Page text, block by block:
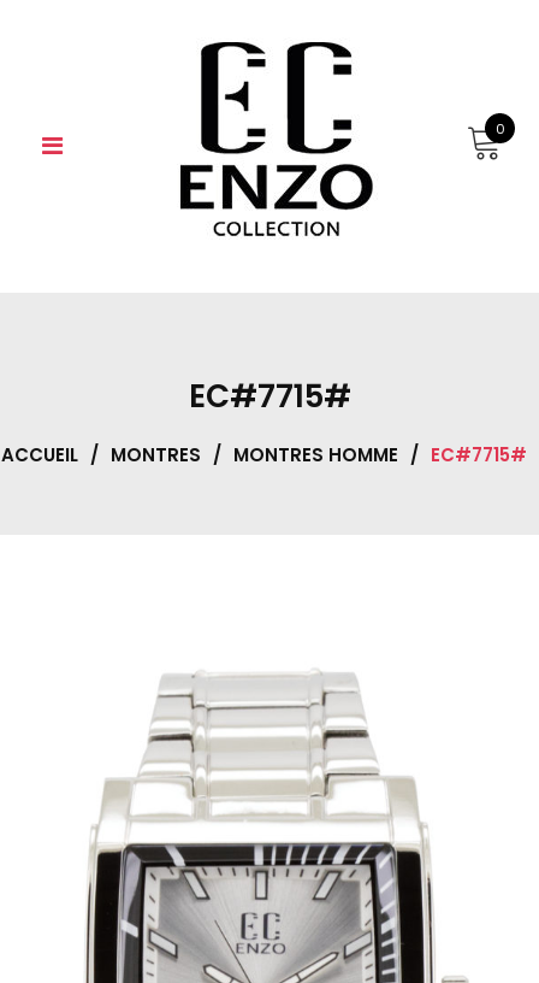
0
EC#7715#
ACCUEIL / MONTRES / MONTRES HOMME / EC#7715#